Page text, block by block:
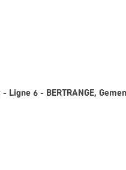
Ligne 6 - BERTRANGE,